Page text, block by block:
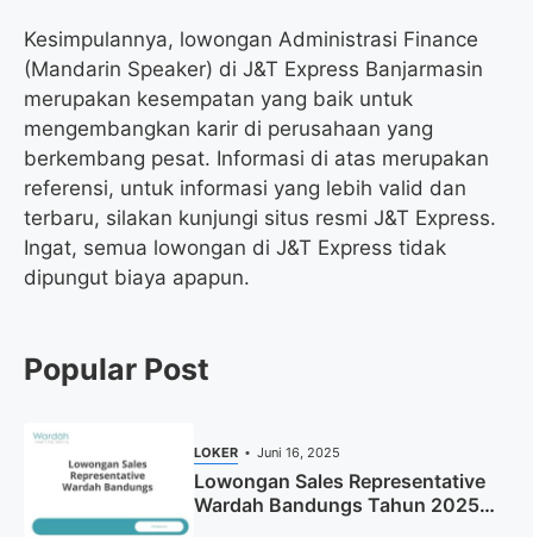
Kesimpulannya, lowongan Administrasi Finance
(Mandarin Speaker) di J&T Express Banjarmasin
merupakan kesempatan yang baik untuk
mengembangkan karir di perusahaan yang
berkembang pesat. Informasi di atas merupakan
referensi, untuk informasi yang lebih valid dan
terbaru, silakan kunjungi situs resmi J&T Express.
Ingat, semua lowongan di J&T Express tidak
dipungut biaya apapun.
Popular Post
LOKER Juni 16, 2025
Lowongan Sales Representative
Wardah Bandungs Tahun 2025